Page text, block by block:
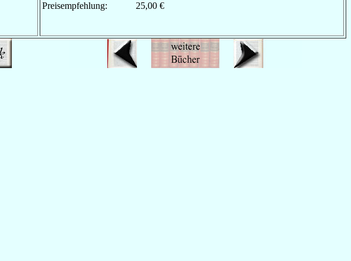
Preisempfehlung: 25,00 €